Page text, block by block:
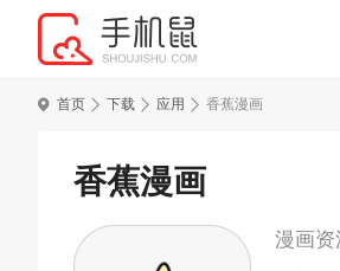
首页 下载 应用 香蕉漫画
香蕉漫画
漫画资